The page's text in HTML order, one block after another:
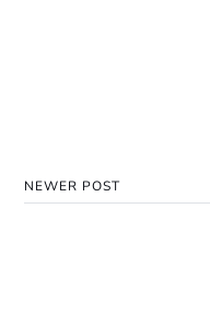
NEWER POST